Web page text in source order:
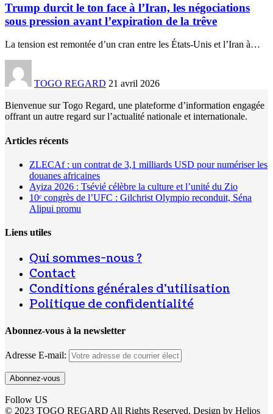
Trump durcit le ton face à l’Iran, les négociations
sous pression avant l’expiration de la trêve
La tension est remontée d’un cran entre les États-Unis et l’Iran à…
TOGO REGARD 21 avril 2026
Bienvenue sur Togo Regard, une plateforme d’information engagée
offrant un autre regard sur l’actualité nationale et internationale.
Articles récents
ZLECAf : un contrat de 3,1 milliards USD pour numériser les
douanes africaines
Ayiza 2026 : Tsévié célèbre la culture et l’unité du Zio
10ᵉ congrès de l’UFC : Gilchrist Olympio reconduit, Séna
Alipui promu
Liens utiles
Qui sommes-nous ?
Contact
Conditions générales d’utilisation
Politique de confidentialité
Abonnez-vous à la newsletter
Adresse E-mail:
Follow US
© 2023 TOGO REGARD All Rights Reserved. Design by Helios